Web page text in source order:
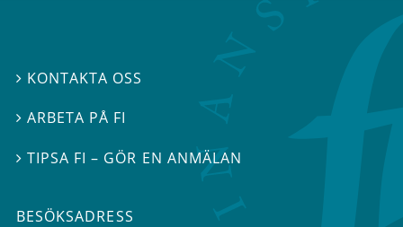
 KONTAKTA OSS
ARBETA PÅ FI
TIPSA FI – GÖR EN ANMÄLAN
BESÖKSADRESS